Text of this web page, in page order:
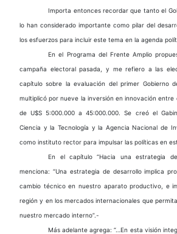
Importa entonces recordar que tanto el
lo han considerado importante como pilar del
los esfuerzos para incluir este tema en la agenda
En el Programa del Frente Amplio
campaña electoral pasada, y me refiero a las
capítulo sobre la evaluación del primer Gobierno
multiplicó por nueve la inversión en innovación entre
de U$S 5:000.000 a 45:000.000. Se creó el
Ciencia y la Tecnología y la Agencia Nacional de
como instituto rector para impulsar las políticas en
En el capítulo “Hacia una estrategia
menciona: “Una estrategia de desarrollo implica
cambio técnico en nuestro aparato productivo, e
región y en los mercados internacionales que
nuestro mercado interno”.-
Más adelante agrega: “…En esta visión